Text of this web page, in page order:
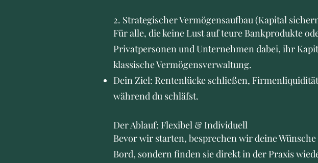
2. Strategischer Vermögensaufbau (Kapital
Für alle, die keine Lust auf teure Bankprodukte
Privatpersonen und Unternehmen dabei, ihr
klassische Vermögensverwaltung.
Dein Ziel: Rentenlücke schließen,
während du schläfst.
Der Ablauf: Flexibel & Individuell
Bevor wir starten, besprechen wir deine
Bord, sondern finden sie direkt in der Praxis